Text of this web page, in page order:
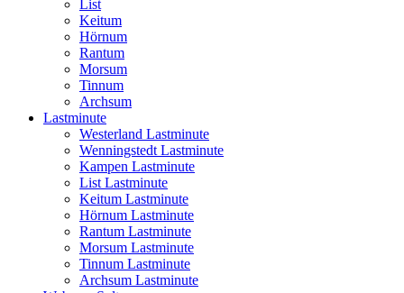
List
Keitum
Hörnum
Rantum
Morsum
Tinnum
Archsum
Lastminute
Westerland Lastminute
Wenningstedt Lastminute
Kampen Lastminute
List Lastminute
Keitum Lastminute
Hörnum Lastminute
Rantum Lastminute
Morsum Lastminute
Tinnum Lastminute
Archsum Lastminute